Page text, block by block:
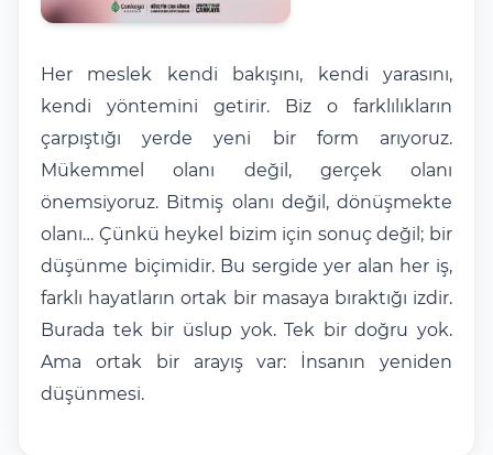
Her meslek kendi bakışını, kendi yarasını,
kendi yöntemini getirir. Biz o farklılıkların
çarpıştığı yerde yeni bir form arıyoruz.
Mükemmel olanı değil, gerçek olanı
önemsiyoruz. Bitmiş olanı değil, dönüşmekte
olanı… Çünkü heykel bizim için sonuç değil; bir
düşünme biçimidir. Bu sergide yer alan her iş,
farklı hayatların ortak bir masaya bıraktığı izdir.
Burada tek bir üslup yok. Tek bir doğru yok.
Ama ortak bir arayış var: İnsanın yeniden
düşünmesi.